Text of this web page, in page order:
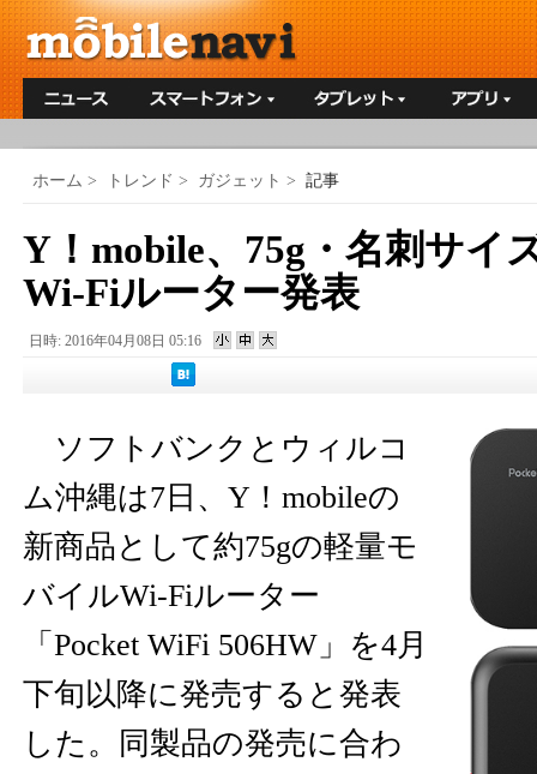
ホーム > トレンド > ガジェット > 記事
Y！mobile、75g・名刺サイ
Wi-Fiルーター発表
日時: 2016年04月08日 05:16
ソフトバンクとウィルコ
ム沖縄は7日、Y！mobileの
新商品として約75gの軽量モ
バイルWi-Fiルーター
「Pocket WiFi 506HW」を4月
下旬以降に発売すると発表
した。同製品の発売に合わ